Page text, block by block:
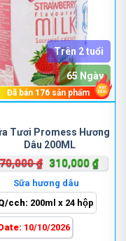
Tươi Promess Hương
Dâu 200ML
₫ Giá
gốc
là:
370,000 ₫.
310,000 ₫Giá
Sữa hương dâu
cch: 200ml x 24 hộp
10/10/2026
Trên 2 tuổi
65 Ngày
Đã bán 176 sản phẩm